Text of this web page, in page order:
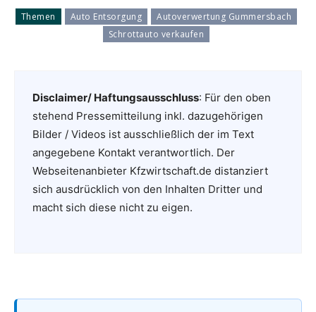
Themen Auto Entsorgung
Autoverwertung Gummersbach
Schrottauto verkaufen
Disclaimer/ Haftungsausschluss: Für den oben
stehend Pressemitteilung inkl. dazugehörigen
Bilder / Videos ist ausschließlich der im Text
angegebene Kontakt verantwortlich. Der
Webseitenanbieter Kfzwirtschaft.de distanziert
sich ausdrücklich von den Inhalten Dritter und
macht sich diese nicht zu eigen.